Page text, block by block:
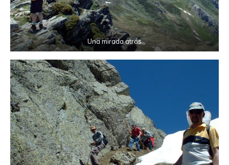
Una mirada atrás